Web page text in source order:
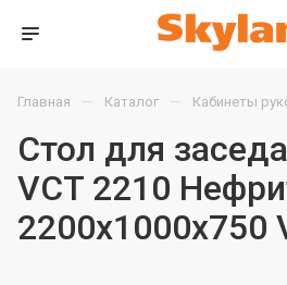
Главная — Каталог — Кабинеты
Стол для
VCT 2210
2200х1000х750